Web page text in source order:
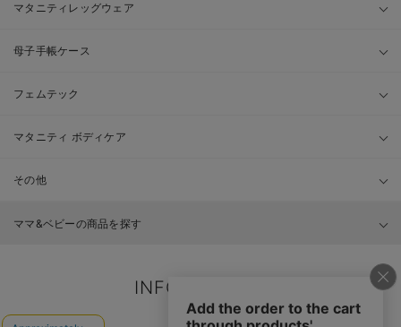
マタニティレッグウェア
母子手帳ケース
フェムテック
マタニティ ボディケア
その他
ママ&ベビーの商品を探す
INFORMATION
お知らせ